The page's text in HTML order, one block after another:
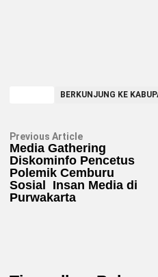
BERKUNJUNG KE
Navigasi
pos
Previous ArticlePrevious
article:
Media Gathering
Diskominfo Pencetus
Polemik Cemburu
Sosial Insan Media di
Purwakarta